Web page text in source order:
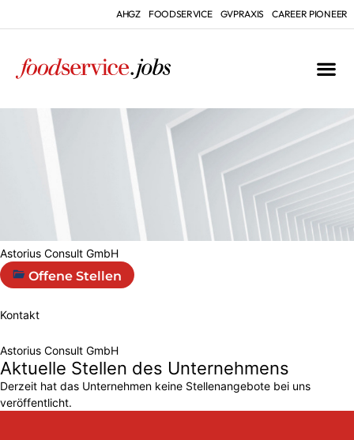
AHGZ FOODSERVICE GVPRAXIS CAREER PIONEER
Astorius Consult GmbH
Offene Stellen
Kontakt
Astorius Consult GmbH
Aktuelle Stellen des Unternehmens
Derzeit hat das Unternehmen keine Stellenangebote bei uns
veröffentlicht.